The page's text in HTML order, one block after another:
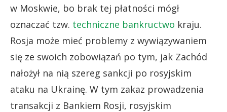
w Moskwie, bo brak tej płatności mógł
oznaczać tzw. techniczne bankructwo kraju.
Rosja może mieć problemy z wywiązywaniem
się ze swoich zobowiązań po tym, jak Zachód
nałożył na nią szereg sankcji po rosyjskim
ataku na Ukrainę. W tym zakaz prowadzenia
transakcji z Bankiem Rosji, rosyjskim